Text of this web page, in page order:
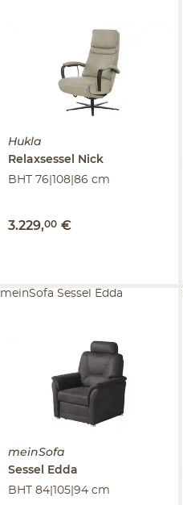
Hukla
Relaxsessel
Nick
BHT 76|108|86 cm
3.229,00 €
meinSofa
Sessel
Edda
BHT 84|105|94 cm
meinSofa Sessel Edda